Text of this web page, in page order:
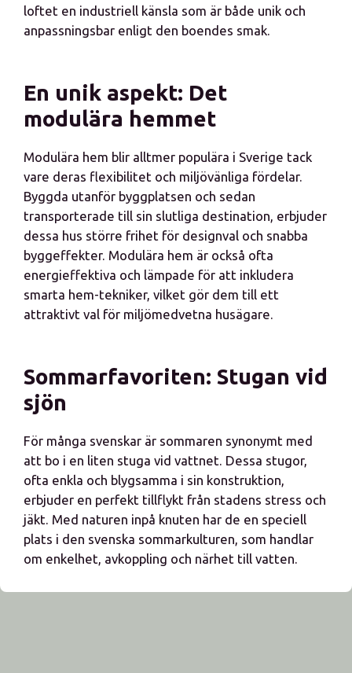
loftet en industriell känsla som är både unik och
anpassningsbar enligt den boendes smak.
En unik aspekt: Det
modulära hemmet
Modulära hem blir alltmer populära i Sverige tack
vare deras flexibilitet och miljövänliga fördelar.
Byggda utanför byggplatsen och sedan
transporterade till sin slutliga destination, erbjuder
dessa hus större frihet för designval och snabba
byggeffekter. Modulära hem är också ofta
energieffektiva och lämpade för att inkludera
smarta hem-tekniker, vilket gör dem till ett
attraktivt val för miljömedvetna husägare.
Sommarfavoriten: Stugan vid
sjön
För många svenskar är sommaren synonymt med
att bo i en liten stuga vid vattnet. Dessa stugor,
ofta enkla och blygsamma i sin konstruktion,
erbjuder en perfekt tillflykt från stadens stress och
jäkt. Med naturen inpå knuten har de en speciell
plats i den svenska sommarkulturen, som handlar
om enkelhet, avkoppling och närhet till vatten.